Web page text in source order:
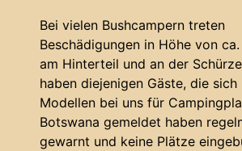
Bei vielen Bushcampern treten
Beschädigungen in Höhe von
am Hinterteil und an der
haben diejenigen Gäste, die
Modellen bei uns für
Botswana gemeldet haben
gewarnt und keine Plätze